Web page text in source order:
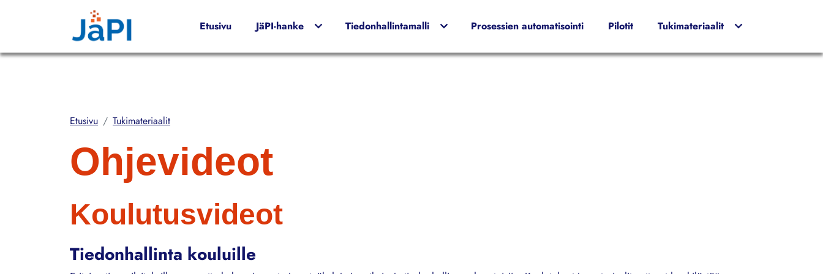
Hyppää pääsisältöön
Etusivu JäPI-hanke Tiedonhallintamalli Prosessien automatisointi Pilotit Tukimateriaalit
Etusivu Tukimateriaalit
Ohjevideot
Koulutusvideot
Tiedonhallinta kouluille